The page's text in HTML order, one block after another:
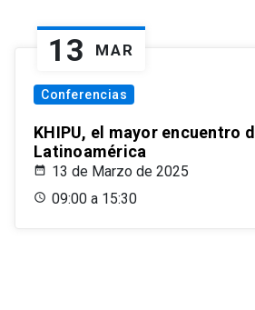
13 MAR
Conferencias
KHIPU, el mayor encuentro
Latinoamérica
13 de Marzo de 2025
09:00 a 15:30